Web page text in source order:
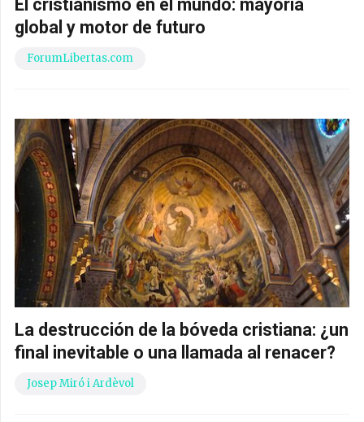
El cristianismo en el mundo: mayoría
global y motor de futuro
ForumLibertas.com
La destrucción de la bóveda cristiana: ¿un
final inevitable o una llamada al renacer?
Josep Miró i Ardèvol